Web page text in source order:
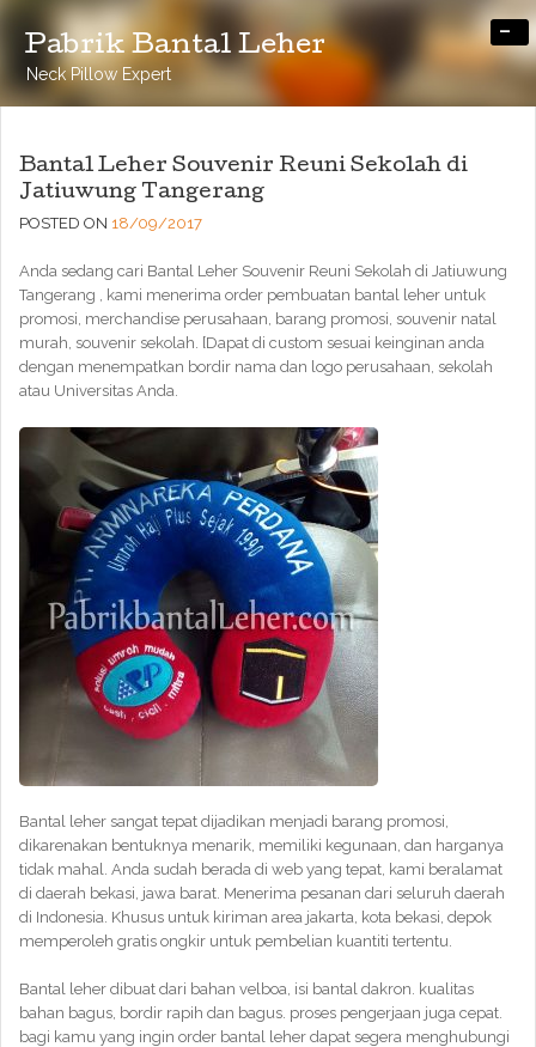
Pabrik Bantal Leher
Neck Pillow Expert
-
Bantal Leher Souvenir Reuni Sekolah di
Jatiuwung Tangerang
POSTED ON 18/09/2017
Anda sedang cari Bantal Leher Souvenir Reuni Sekolah di Jatiuwung
Tangerang , kami menerima order pembuatan bantal leher untuk
promosi, merchandise perusahaan, barang promosi, souvenir natal
murah, souvenir sekolah. [Dapat di custom sesuai keinginan anda
dengan menempatkan bordir nama dan logo perusahaan, sekolah
atau Universitas Anda.
Bantal leher sangat tepat dijadikan menjadi barang promosi,
dikarenakan bentuknya menarik, memiliki kegunaan, dan harganya
tidak mahal. Anda sudah berada di web yang tepat, kami beralamat
di daerah bekasi, jawa barat. Menerima pesanan dari seluruh daerah
di Indonesia. Khusus untuk kiriman area jakarta, kota bekasi, depok
memperoleh gratis ongkir untuk pembelian kuantiti tertentu.
Bantal leher dibuat dari bahan velboa, isi bantal dakron. kualitas
bahan bagus, bordir rapih dan bagus. proses pengerjaan juga cepat.
bagi kamu yang ingin order bantal leher dapat segera menghubungi